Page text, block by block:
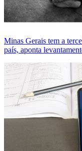
Minas Gerais tem a
país, aponta